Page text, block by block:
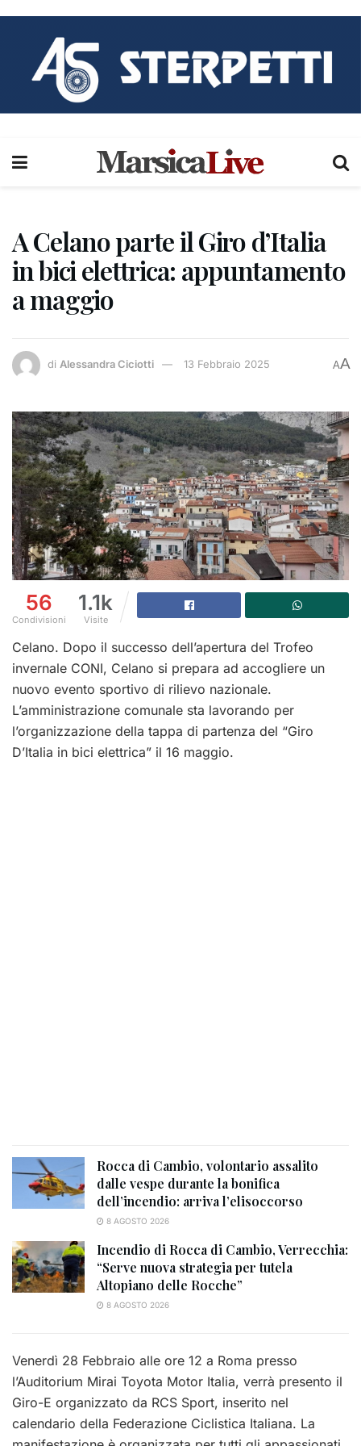
A Celano parte il Giro d’Italia
in bici elettrica: appuntamento
a maggio
di Alessandra Ciciotti 13 Febbraio 2025 AA
56
Condivisioni
1.1k
Visite
Celano. Dopo il successo dell’apertura del Trofeo
invernale CONI, Celano si prepara ad accogliere un
nuovo evento sportivo di rilievo nazionale.
L’amministrazione comunale sta lavorando per
l’organizzazione della tappa di partenza del “Giro
D’Italia in bici elettrica” il 16 maggio.
Rocca di Cambio, volontario assalito
dalle vespe durante la bonifica
dell’incendio: arriva l’elisoccorso
8 AGOSTO 2026
Incendio di Rocca di Cambio, Verrecchia:
“Serve nuova strategia per tutela
Altopiano delle Rocche”
8 AGOSTO 2026
Venerdì 28 Febbraio alle ore 12 a Roma presso
l’Auditorium Mirai Toyota Motor Italia, verrà presento il
Giro-E organizzato da RCS Sport, inserito nel
calendario della Federazione Ciclistica Italiana. La